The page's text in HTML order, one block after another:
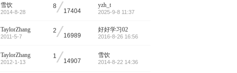
雪饮
2014-8-28
8/17404
yzh_t
2025-9-8 11:37
TaylorZhang
2011-5-7
2/16989
好好学习02
2016-8-26 16:56
TaylorZhang
2012-1-13
1/14907
雪饮
2014-8-22 14:36